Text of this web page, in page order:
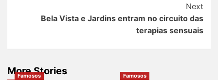
Next
Bela Vista e Jardins entram no circuito das
terapias sensuais
More Stories
Famosos Famosos